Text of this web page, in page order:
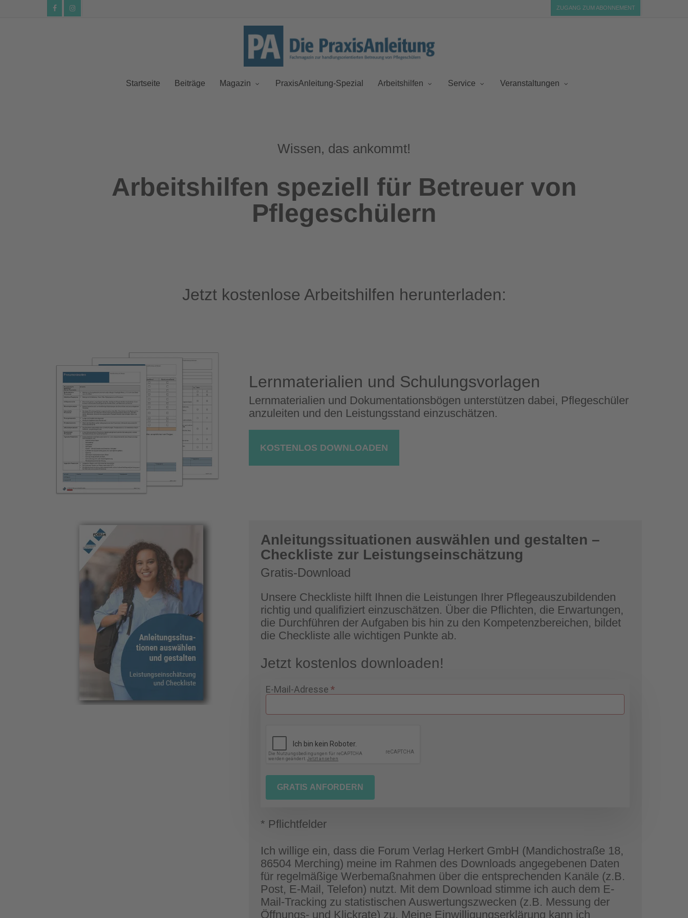
facebookinstagram
ZUGANG ZUM ABONNEMENT
Startseite Beiträge Magazin PraxisAnleitung-Spezial Arbeitshilfen Service Veranstaltungen
Wissen, das ankommt!
Arbeitshilfen speziell für Betreuer von
Pflegeschülern
Jetzt kostenlose Arbeitshilfen herunterladen:
Lernmaterialien und Schulungsvorlagen
Lernmaterialien und Dokumentationsbögen unterstützen dabei, Pflegeschüler
anzuleiten und den Leistungsstand einzuschätzen.
KOSTENLOS DOWNLOADEN
Anleitungssituationen auswählen und gestalten –
Checkliste zur Leistungseinschätzung
Gratis-Download
Unsere Checkliste hilft Ihnen die Leistungen Ihrer Pflegeauszubildenden
richtig und qualifiziert einzuschätzen. Über die Pflichten, die Erwartungen,
die Durchführen der Aufgaben bis hin zu den Kompetenzbereichen, bildet
die Checkliste alle wichtigen Punkte ab.
Jetzt kostenlos downloaden!
Gratisdownload
auswählen
gestalten
E-Mail-Adresse*
GRATIS ANFORDERN
* Pflichtfelder
Ich willige ein, dass die Forum Verlag Herkert GmbH (Mandichostraße 18,
86504 Merching) meine im Rahmen des Downloads angegebenen Daten
für regelmäßige Werbemaßnahmen über die entsprechenden Kanäle (z.B.
Post, E-Mail, Telefon) nutzt. Mit dem Download stimme ich auch dem E-
Mail-Tracking zu statistischen Auswertungszwecken (z.B. Messung der
Öffnungs- und Klickrate) zu. Meine Einwilligungserklärung kann ich